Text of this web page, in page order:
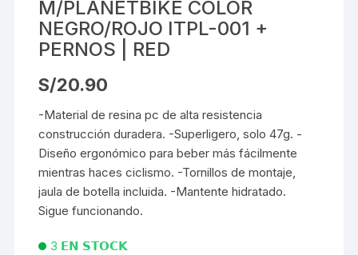
M/PLANETBIKE COLOR
NEGRO/ROJO ITPL-001 +
PERNOS | RED
S/20.90
-Material de resina pc de alta resistencia
construcción duradera. -Superligero, solo 47g. -
Diseño ergonómico para beber más fácilmente
mientras haces ciclismo. -Tornillos de montaje,
jaula de botella incluida. -Mantente hidratado.
Sigue funcionando.
3 𝗘𝗡 𝗦𝗧𝗢𝗖𝗞